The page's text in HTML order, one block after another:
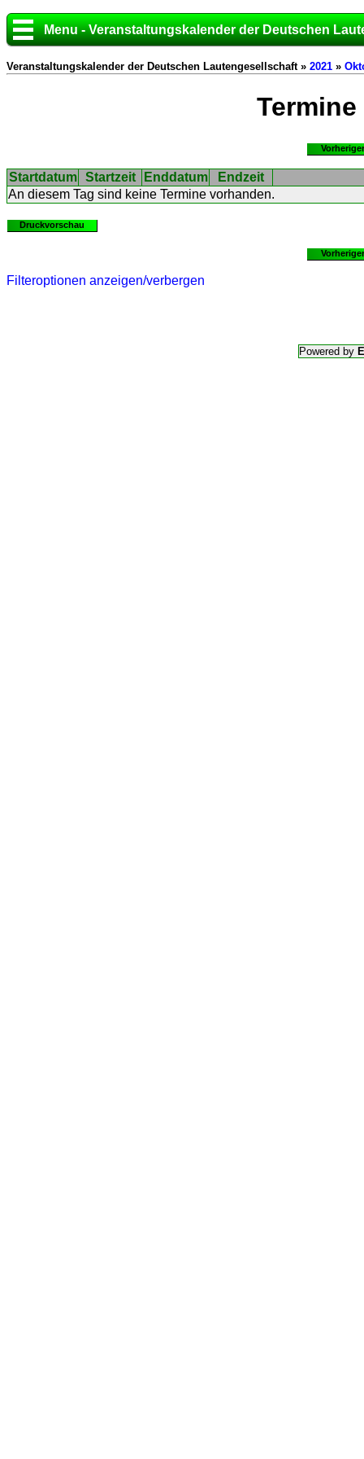
Menu - Veranstaltungskalender der Deutschen
Veranstaltungskalender der Deutschen Lautengesellschaft » 2021 »
Termine
Startdatum Startzeit Enddatum
Endzeit
An diesem Tag sind keine Termine vorhanden.
Druckvorschau
Filteroptionen anzeigen/verbergen
Powered by